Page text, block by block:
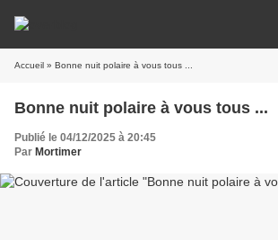
Accueil » Bonne nuit polaire à vous tous ...
Bonne nuit polaire à vous tous ...
Publié le 04/12/2025 à 20:45
Par Mortimer